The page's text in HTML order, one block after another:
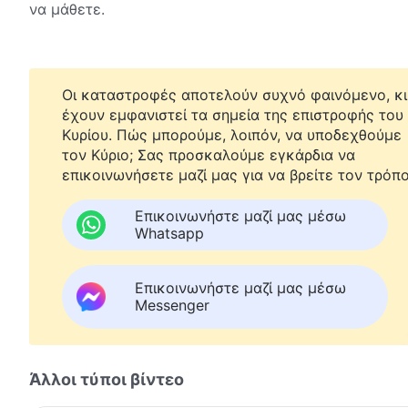
να μάθετε.
Οι καταστροφές αποτελούν συχνό φαινόμενο, κι
έχουν εμφανιστεί τα σημεία της επιστροφής του
Κυρίου. Πώς μπορούμε, λοιπόν, να υποδεχθούμε
τον Κύριο; Σας προσκαλούμε εγκάρδια να
επικοινωνήσετε μαζί μας για να βρείτε τον
Επικοινωνήστε μαζί μας μέσω
Whatsapp
Επικοινωνήστε μαζί μας μέσω
Messenger
Άλλοι τύποι βίντεο